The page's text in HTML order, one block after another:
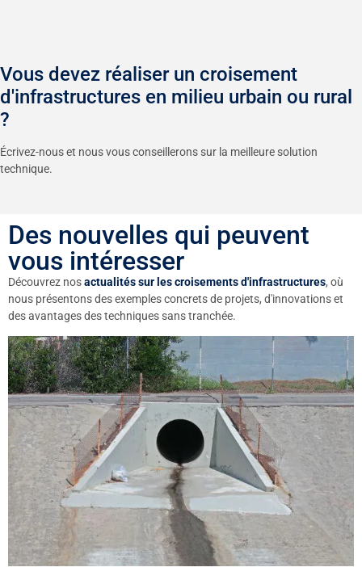
Vous devez réaliser un croisement
d'infrastructures en milieu urbain ou rural
?
Écrivez-nous et nous vous conseillerons sur la meilleure solution
technique.
Des nouvelles qui peuvent
vous intéresser
Découvrez nosactualités sur les croisements d'infrastructures, où
nous présentons des exemples concrets de projets, d'innovations et
des avantages des techniques sans tranchée.